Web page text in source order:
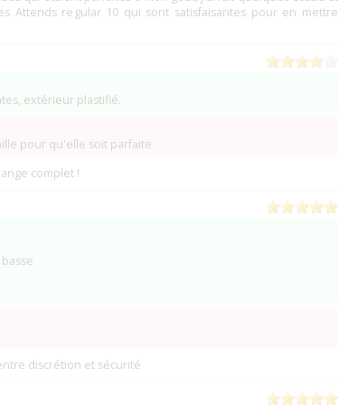
(Sterling Heights)
(0)
(0)
(XP Enterprises) (fermé ?)
Attends regular 10 qui sont satisfaisantes pour en mettre
extérieur plastifié.
pour qu'elle soit parfaite
complet !
discrétion et sécurité